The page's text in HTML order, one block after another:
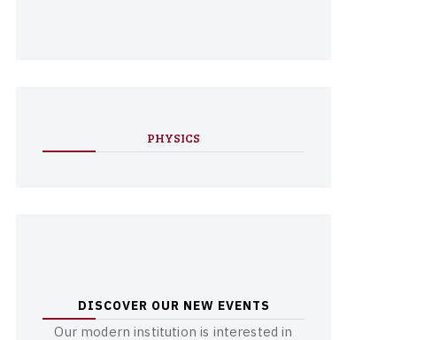
PHYSICS
DISCOVER OUR NEW EVENTS
Our modern institution is interested in